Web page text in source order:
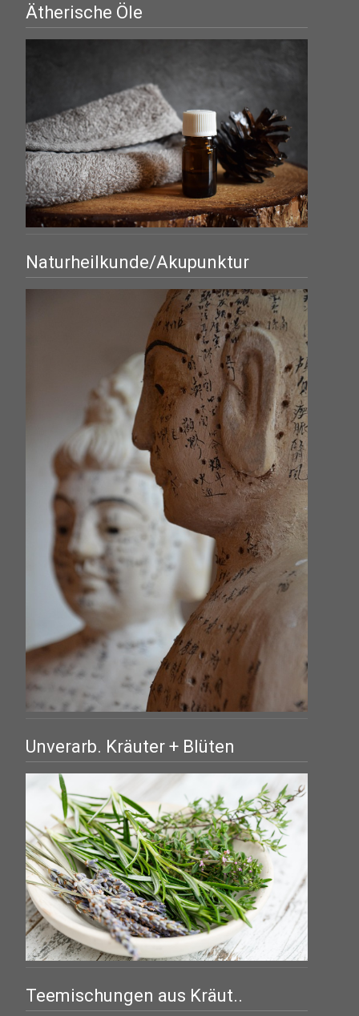
Ätherische Öle
Naturheilkunde/Akupunktur
Unverarb. Kräuter + Blüten
Teemischungen aus Kräut..